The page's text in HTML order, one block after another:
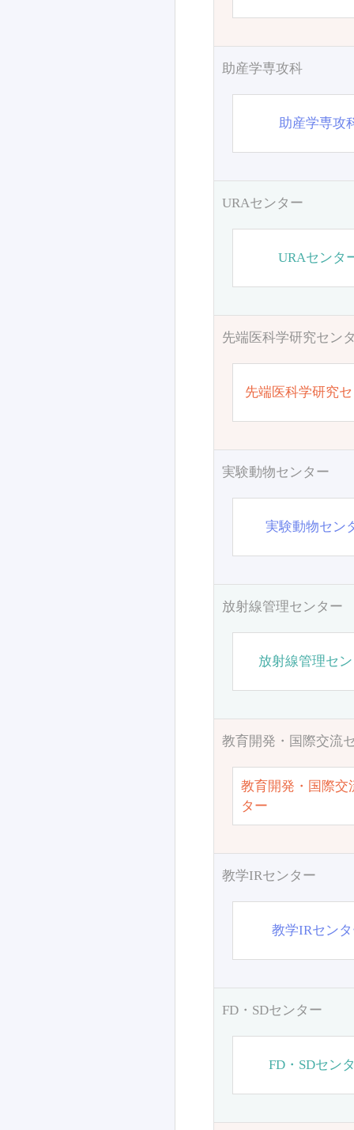
助産学専攻科
助産学専攻
URAセンター
URAセンタ
先端医科学研究セン
先端医科学研究
実験動物センター
実験動物セン
放射線管理センター
放射線管理セ
教育開発・国際交流
教育開発・国際交
ター
教学IRセンター
教学IRセン
FD・SDセンター
FD・SDセン